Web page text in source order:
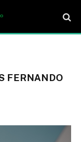
FERNANDO